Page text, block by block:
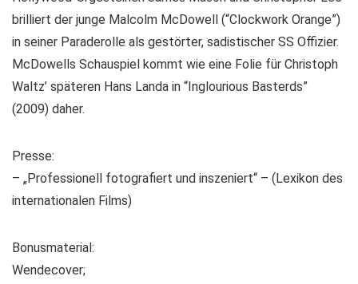
brilliert der junge Malcolm McDowell (“Clockwork Orange”)
in seiner Paraderolle als gestörter, sadistischer SS Offizier.
McDowells Schauspiel kommt wie eine Folie für Christoph
Waltz’ späteren Hans Landa in “Inglourious Basterds”
(2009) daher.
Presse:
– „Professionell fotografiert und inszeniert“ – (Lexikon des
internationalen Films)
Bonusmaterial:
Wendecover;